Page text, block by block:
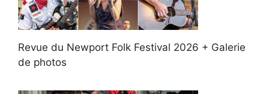
Revue du Newport Folk Festival 2026 + Galerie
de photos